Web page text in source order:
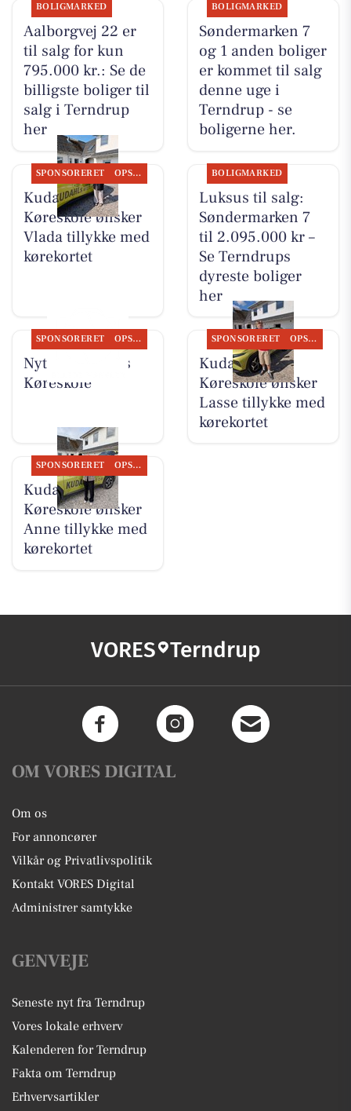
BOLIGMARKED
Aalborgvej 22 er
til salg for kun
795.000 kr.: Se de
billigste boliger til
salg i Terndrup
her
BOLIGMARKED
Søndermarken 7
og 1 anden boliger
er kommet til salg
denne uge i
Terndrup - se
boligerne her.
SPONSORERET OPSLAGSTAVLEN
Kudahls
Køreskole ønsker
Vlada tillykke med
kørekortet
BOLIGMARKED
Luksus til salg:
Søndermarken 7
til 2.095.000 kr –
Se Terndrups
dyreste boliger
her
SPONSORERET OPSLAGSTAVLEN
Nyt fra Kudahls
Køreskole
SPONSORERET OPSLAGSTAVLEN
Kudahls
Køreskole ønsker
Lasse tillykke med
kørekortet
SPONSORERET OPSLAGSTAVLEN
Kudahls
Køreskole ønsker
Anne tillykke med
kørekortet
VORES Terndrup
OM VORES DIGITAL
Om os
For annoncører
Vilkår og Privatlivspolitik
Kontakt VORES Digital
Administrer samtykke
GENVEJE
Seneste nyt fra Terndrup
Vores lokale erhverv
Kalenderen for Terndrup
Fakta om Terndrup
Erhvervsartikler